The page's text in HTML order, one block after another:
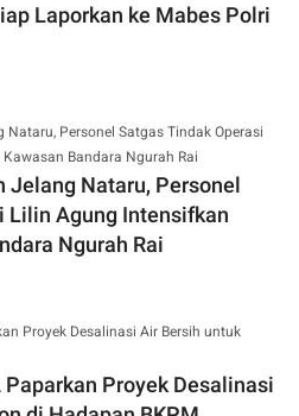
Laporkan ke Mabes Polri
Jelang Nataru, Personel
Lilin Agung Intensifkan
Ngurah Rai
Paparkan Proyek Desalinasi